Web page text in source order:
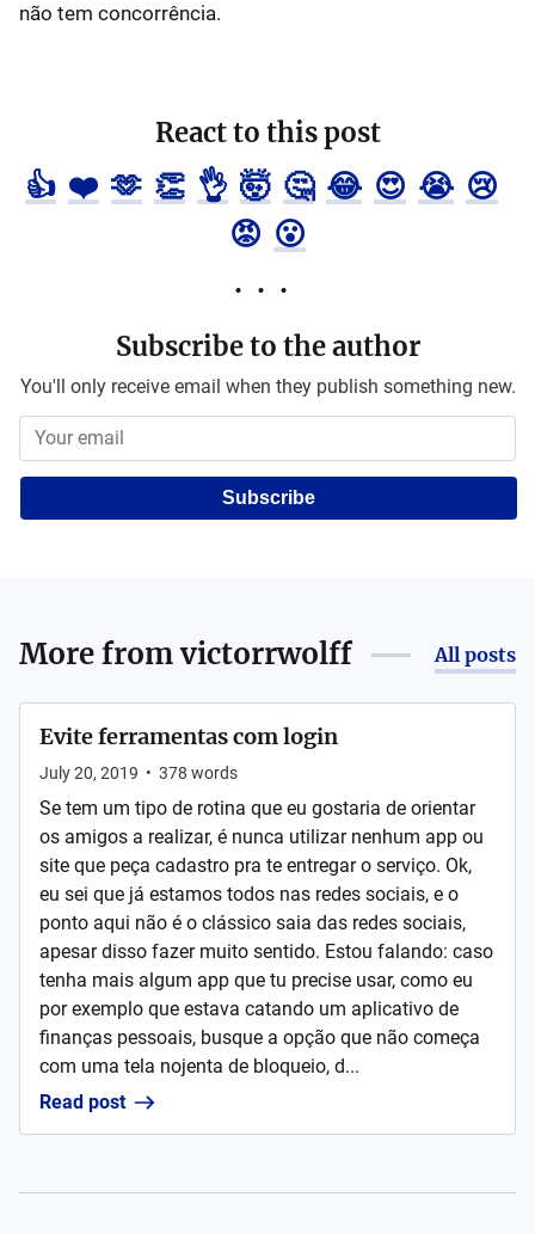
não tem concorrência.
React to this post
👍 ❤️ 🫶 👏 👌 🤯 🤔 😂 😍 😭 😢
😡 😮
Subscribe to the author
You'll only receive email when they publish something new.
Subscribe
More fromvictorrwolff All posts
Evite ferramentas com login
July 20, 2019 • 378 words
Se tem um tipo de rotina que eu gostaria de orientar
os amigos a realizar, é nunca utilizar nenhum app ou
site que peça cadastro pra te entregar o serviço. Ok,
eu sei que já estamos todos nas redes sociais, e o
ponto aqui não é o clássico saia das redes sociais,
apesar disso fazer muito sentido. Estou falando: caso
tenha mais algum app que tu precise usar, como eu
por exemplo que estava catando um aplicativo de
finanças pessoais, busque a opção que não começa
com uma tela nojenta de bloqueio, d...
Read post